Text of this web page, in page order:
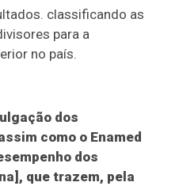
classificando as
para a
no país.
dos
como o Enamed
dos
que trazem, pela